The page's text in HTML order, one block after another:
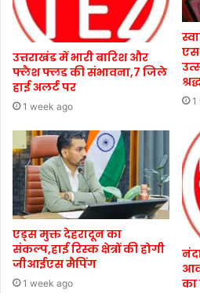
उत्तराखंड में भारी बारिश और
फ्लैश फ्लड की संभावना,7 जिले
हाई अलर्ट पर
1 week ago 1
एड्स मुक्त देहरादून का
संकल्प,हाई रिस्क क्षेत्रों की होगी
जीआईएस मैपिंग
1 week ago
का